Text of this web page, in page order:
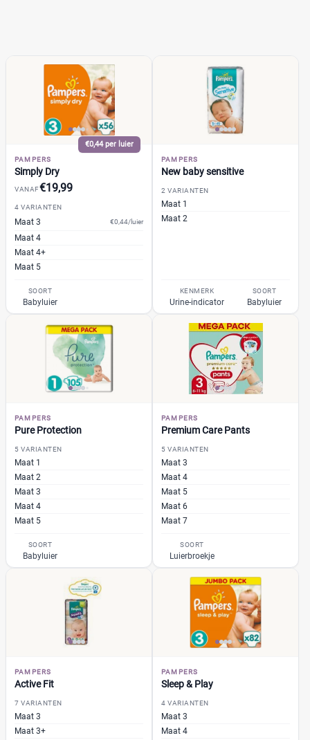
€0,44 per luier
PAMPERS
Simply Dry
VANAF€19,99
4 VARIANTEN
Maat 3 €0,44/luier
Maat 4
Maat 4+
Maat 5
SOORT
Babyluier
PAMPERS
New baby sensitive
2 VARIANTEN
Maat 1
Maat 2
KENMERK
Urine-indicator
SOORT
Babyluier
PAMPERS
Pure Protection
5 VARIANTEN
Maat 1
Maat 2
Maat 3
Maat 4
Maat 5
SOORT
Babyluier
PAMPERS
Premium Care Pants
5 VARIANTEN
Maat 3
Maat 4
Maat 5
Maat 6
Maat 7
SOORT
Luierbroekje
PAMPERS
Active Fit
7 VARIANTEN
Maat 3
Maat 3+
PAMPERS
Sleep & Play
4 VARIANTEN
Maat 3
Maat 4